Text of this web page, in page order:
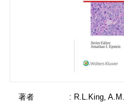
著者
: R.L.King,